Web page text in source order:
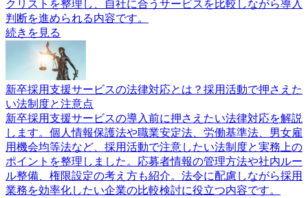
クリストを整理し、自社に合うサービスを比較しながら導入
判断を進められる内容です。
続きを見る
新卒採用支援サービスの法律対応とは？採用活動で押さえた
い法制度と注意点
新卒採用支援サービスの導入前に押さえたい法律対応を解説
します。個人情報保護法や職業安定法、労働基準法、男女雇
用機会均等法など、採用活動で注意したい法制度と実務上の
ポイントを整理しました。応募者情報の管理方法や社内ルー
ル整備、権限設定の考え方も紹介。法令に配慮しながら採用
業務を効率化したい企業の比較検討に役立つ内容です。